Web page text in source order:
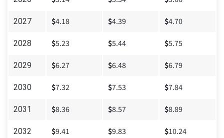
2027 $4.18 $4.39 $4.70
2028 $5.23 $5.44 $5.75
2029 $6.27 $6.48 $6.79
2030 $7.32 $7.53 $7.84
2031 $8.36 $8.57 $8.89
2032 $9.41 $9.83 $10.24